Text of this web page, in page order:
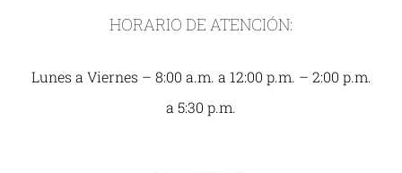
HORARIO DE ATENCIÓN:
Lunes a Viernes – 8:00 a.m. a 12:00 p.m. – 2:00 p.m.
a 5:30 p.m.